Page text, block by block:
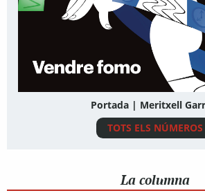
Portada | Meritxell
TOTS ELS NÚMEROS
La columna